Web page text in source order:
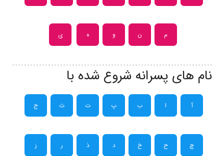
م ن و ه ی
نام های پسرانه شروع شده با
آ ا ب پ ت ث ج
چ ح خ د ذ ر ز